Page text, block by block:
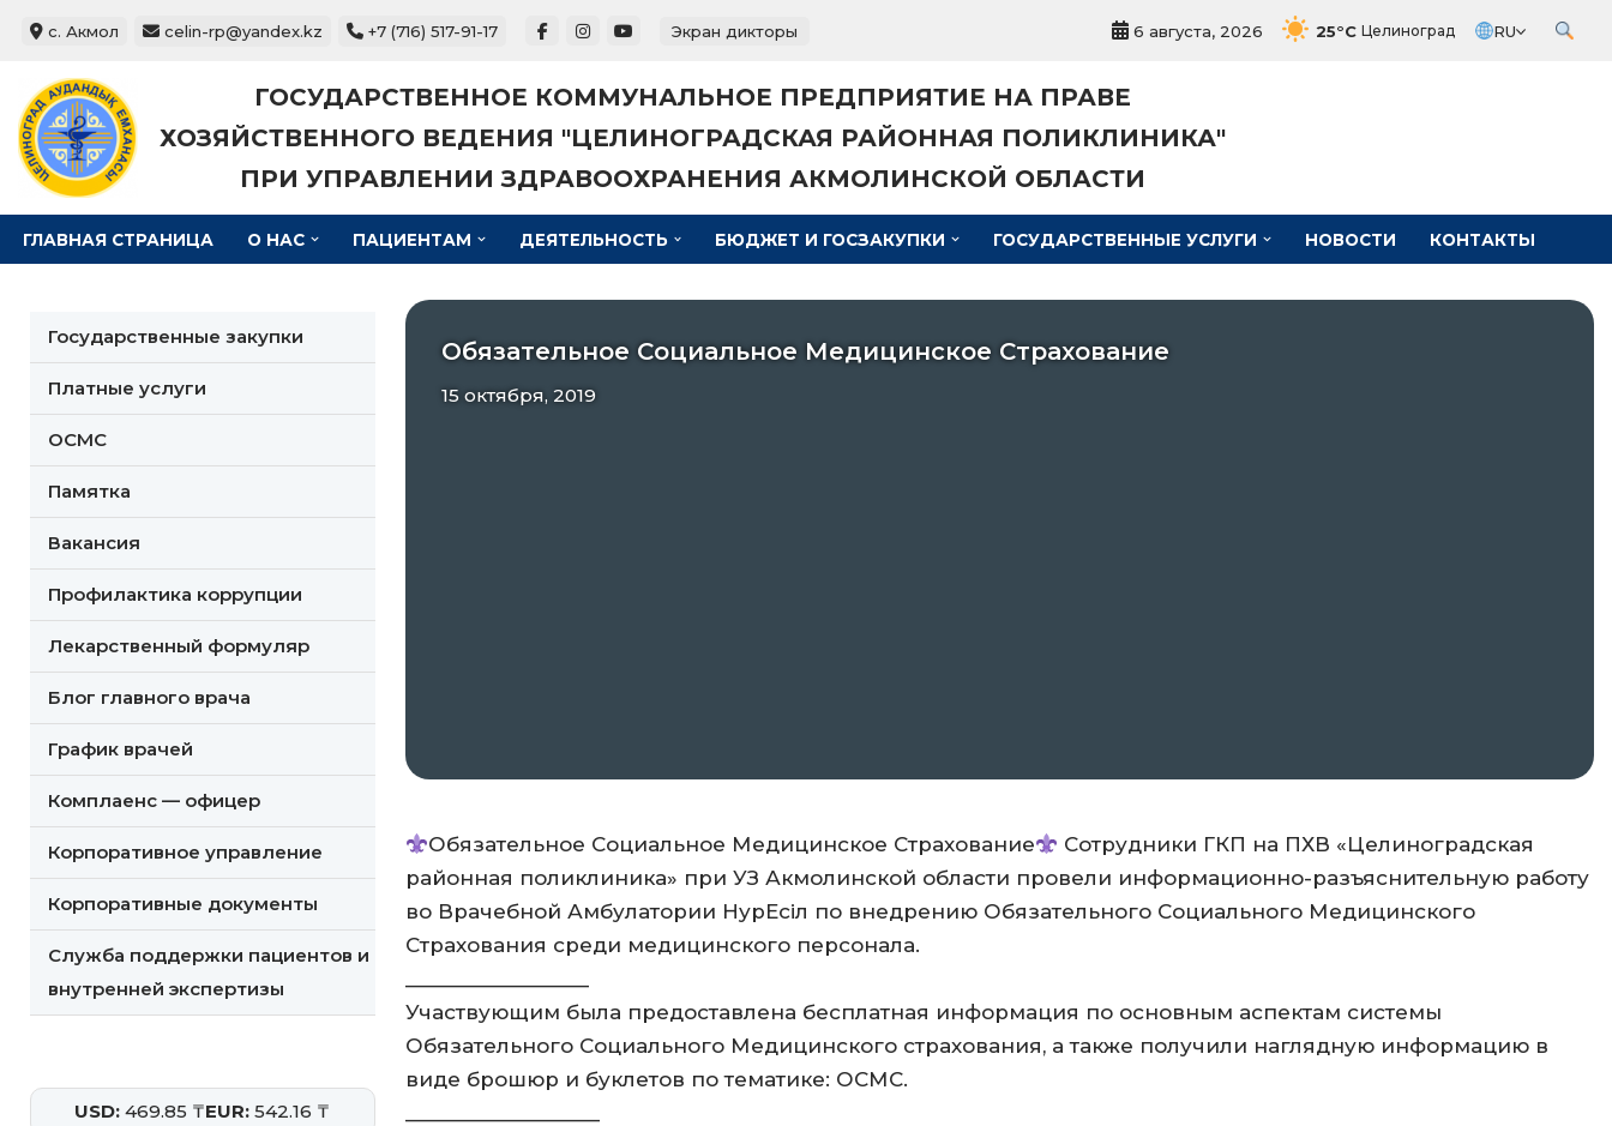
к
содержимому
с. Акмол celin-rp@yandex.kz +7 (716) 517-91-17 Экран дикторы 6 августа, 2026 25°C Целиноград RU
ГОСУДАРСТВЕННОЕ КОММУНАЛЬНОЕ ПРЕДПРИЯТИЕ НА ПРАВЕ
ХОЗЯЙСТВЕННОГО ВЕДЕНИЯ "ЦЕЛИНОГРАДСКАЯ РАЙОННАЯ ПОЛИКЛИНИКА"
ПРИ УПРАВЛЕНИИ ЗДРАВООХРАНЕНИЯ АКМОЛИНСКОЙ ОБЛАСТИ
ГЛАВНАЯ СТРАНИЦА О НАС ПАЦИЕНТАМ ДЕЯТЕЛЬНОСТЬ БЮДЖЕТ И ГОСЗАКУПКИ ГОСУДАРСТВЕННЫЕ УСЛУГИ НОВОСТИ КОНТАКТЫ
Государственные закупки
Платные услуги
ОСМС
Памятка
Вакансия
Профилактика коррупции
Лекарственный формуляр
Блог главного врача
График врачей
Комплаенс — офицер
Корпоративное управление
Корпоративные документы
Служба поддержки пациентов и
внутренней экспертизы
USD: 469.85 ₸EUR: 542.16 ₸
Обязательное Социальное Медицинское Страхование
15 октября, 2019
Обязательное Социальное Медицинское Страхование
Сотрудники ГКП на ПХВ «Целиноградская
районная поликлиника» при УЗ Акмолинской области провели информационно-разъяснительную работу
во Врачебной Амбулатории НурЕсiл по внедрению Обязательного Социального Медицинского
Страхования среди медицинского персонала.
_________________
Участвующим была предоставлена бесплатная информация по основным аспектам системы
Обязательного Социального Медицинского страхования, а также получили наглядную информацию в
виде брошюр и буклетов по тематике: ОСМС.
__________________